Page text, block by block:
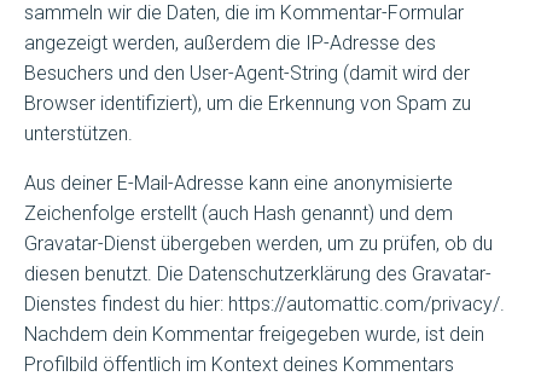
sammeln wir die Daten, die im Kommentar-Formular
angezeigt werden, außerdem die IP-Adresse des
Besuchers und den User-Agent-String (damit wird der
Browser identifiziert), um die Erkennung von Spam zu
unterstützen.
Aus deiner E-Mail-Adresse kann eine anonymisierte
Zeichenfolge erstellt (auch Hash genannt) und dem
Gravatar-Dienst übergeben werden, um zu prüfen, ob du
diesen benutzt. Die Datenschutzerklärung des Gravatar-
Dienstes findest du hier: https://automattic.com/privacy/.
Nachdem dein Kommentar freigegeben wurde, ist dein
Profilbild öffentlich im Kontext deines Kommentars